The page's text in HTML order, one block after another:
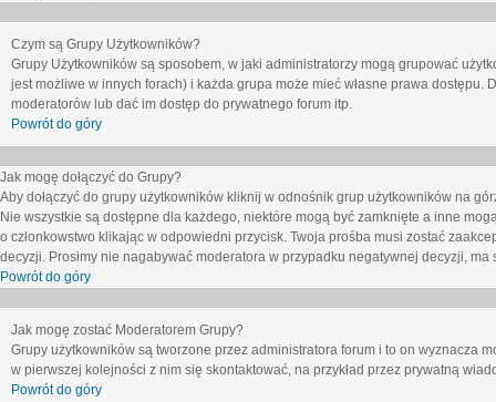
Czym są Grupy Użytkowników?
Grupy Użytkowników są sposobem, w jaki administratorzy mogą grupować
jest możliwe w innych forach) i każda grupa może mieć własne prawa
moderatorów lub dać im dostęp do prywatnego forum itp.
Powrót do góry
Jak mogę dołączyć do Grupy?
Aby dołączyć do grupy użytkowników kliknij w odnośnik grup użytkowników na
Nie wszystkie są dostępne dla każdego, niektóre mogą być zamknięte a inne
o członkowstwo klikając w odpowiedni przycisk. Twoja prośba musi zostać
decyzji. Prosimy nie nagabywać moderatora w przypadku negatywnej decyzji, ma
Powrót do góry
Jak mogę zostać Moderatorem Grupy?
Grupy użytkowników są tworzone przez administratora forum i to on wyznacza
w pierwszej kolejności z nim się skontaktować, na przykład przez prywatną
Powrót do góry